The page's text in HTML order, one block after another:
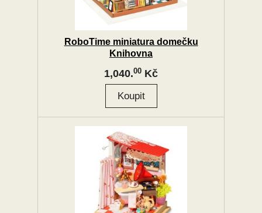
RoboTime miniatura domečku
Knihovna
1,040.00 Kč